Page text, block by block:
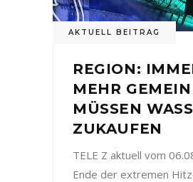
AKTUELL BEITRAG
REGION:
MEHR
MÜSSEN
ZUKAUFEN
TELE Z aktuell vom
Ende der extremen